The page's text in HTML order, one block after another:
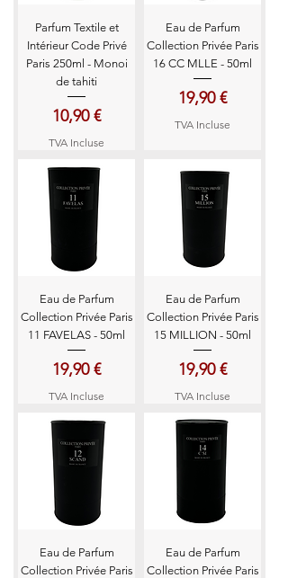
Parfum Textile et
Intérieur Code Privé
Paris 250ml - Monoi
de tahiti
Prix
10,90 €
TVA Incluse
Eau de Parfum
Collection Privée Paris
16 CC MLLE - 50ml
Prix
19,90 €
TVA Incluse
Eau de Parfum
Collection Privée Paris
11 FAVELAS - 50ml
Prix
19,90 €
TVA Incluse
Eau de Parfum
Collection Privée Paris
15 MILLION - 50ml
Prix
19,90 €
TVA Incluse
Eau de Parfum
Collection Privée Paris
Eau de Parfum
Collection Privée Paris